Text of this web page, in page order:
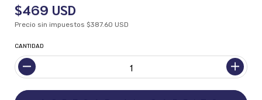
$469 USD
Precio sin impuestos $387.60 USD
CANTIDAD